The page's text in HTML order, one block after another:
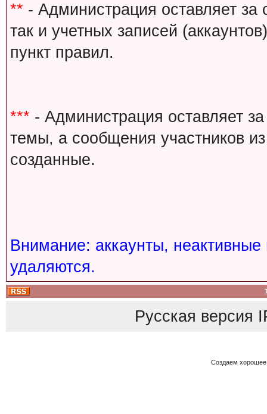
** - Администрация оставляет
так и учетных записей
пункт правил.
*** - Администрация оставляет
темы, а сообщения участников
созданные.
Внимание: аккаунты,
удаляются.
Русская версия
Создаем